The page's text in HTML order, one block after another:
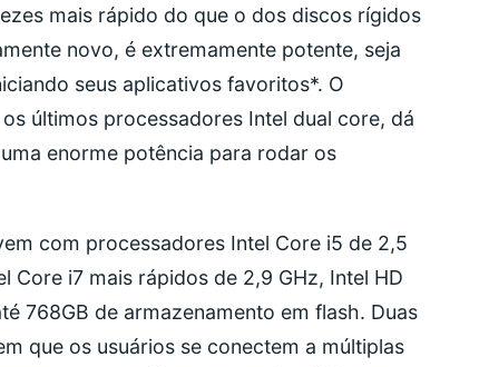
mais rápido do que o dos discos rígidos
novo, é extremamente potente, seja
seus aplicativos favoritos*. O
últimos processadores Intel dual core, dá
enorme potência para rodar os
com processadores Intel Core i5 de 2,5
Core i7 mais rápidos de 2,9 GHz, Intel HD
768GB de armazenamento em flash. Duas
que os usuários se conectem a múltiplas